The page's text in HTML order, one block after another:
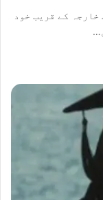
کے قریب خود